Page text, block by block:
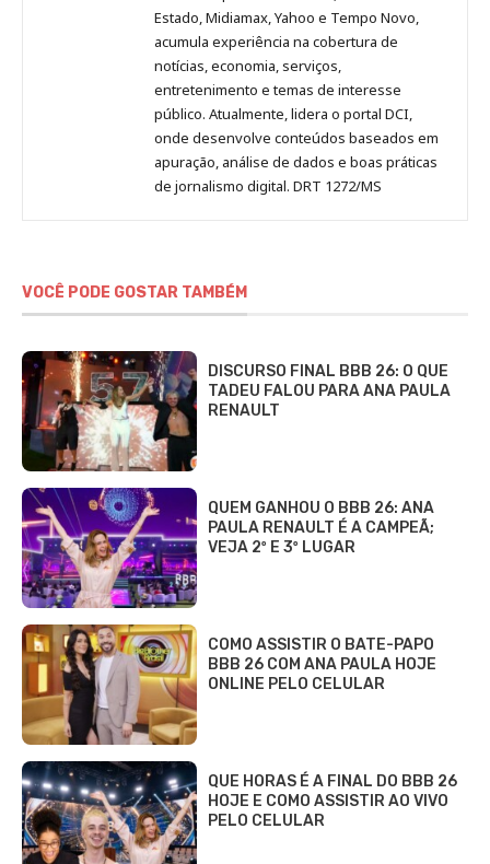
Estado, Midiamax, Yahoo e Tempo Novo,
acumula experiência na cobertura de
notícias, economia, serviços,
entretenimento e temas de interesse
público. Atualmente, lidera o portal DCI,
onde desenvolve conteúdos baseados em
apuração, análise de dados e boas práticas
de jornalismo digital. DRT 1272/MS
VOCÊ PODE GOSTAR TAMBÉM
DISCURSO FINAL BBB 26: O QUE
TADEU FALOU PARA ANA PAULA
RENAULT
QUEM GANHOU O BBB 26: ANA
PAULA RENAULT É A CAMPEÃ;
VEJA 2º E 3º LUGAR
COMO ASSISTIR O BATE-PAPO
BBB 26 COM ANA PAULA HOJE
ONLINE PELO CELULAR
QUE HORAS É A FINAL DO BBB 26
HOJE E COMO ASSISTIR AO VIVO
PELO CELULAR